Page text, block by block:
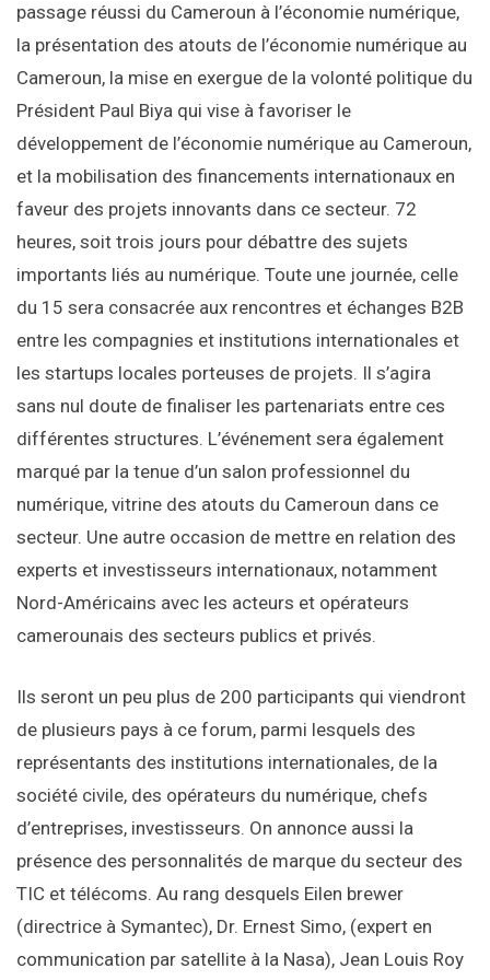
passage réussi du Cameroun à l’économie numérique,
la présentation des atouts de l’économie numérique au
Cameroun, la mise en exergue de la volonté politique du
Président Paul Biya qui vise à favoriser le
développement de l’économie numérique au Cameroun,
et la mobilisation des financements internationaux en
faveur des projets innovants dans ce secteur. 72
heures, soit trois jours pour débattre des sujets
importants liés au numérique. Toute une journée, celle
du 15 sera consacrée aux rencontres et échanges B2B
entre les compagnies et institutions internationales et
les startups locales porteuses de projets. Il s’agira
sans nul doute de finaliser les partenariats entre ces
différentes structures. L’événement sera également
marqué par la tenue d’un salon professionnel du
numérique, vitrine des atouts du Cameroun dans ce
secteur. Une autre occasion de mettre en relation des
experts et investisseurs internationaux, notamment
Nord-Américains avec les acteurs et opérateurs
camerounais des secteurs publics et privés.
Ils seront un peu plus de 200 participants qui viendront
de plusieurs pays à ce forum, parmi lesquels des
représentants des institutions internationales, de la
société civile, des opérateurs du numérique, chefs
d’entreprises, investisseurs. On annonce aussi la
présence des personnalités de marque du secteur des
TIC et télécoms. Au rang desquels Eilen brewer
(directrice à Symantec), Dr. Ernest Simo, (expert en
communication par satellite à la Nasa), Jean Louis Roy